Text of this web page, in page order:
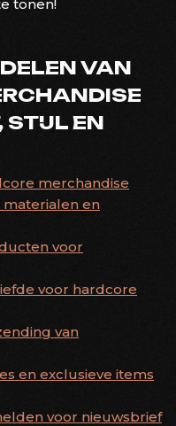
tonen!
VAN
EN
merchandise
en
voor
voor hardcore
van
en exclusieve items
voor nieuwsbrief